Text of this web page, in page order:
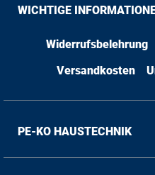
WICHTIGE
Widerrufsbelehrung
Versandkosten
PE-KO HAUSTECHNIK